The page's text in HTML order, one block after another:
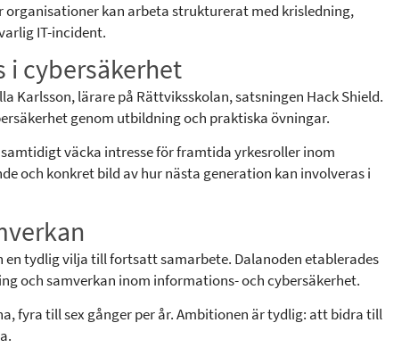
kan arbeta strukturerat med krisledning,
IT-incident.
i cybersäkerhet
Karlsson, lärare på Rättviksskolan, satsningen Hack Shield.
genom utbildning och praktiska övningar.
väcka intresse för framtida yrkesroller inom
och konkret bild av hur nästa generation kan involveras i
tydlig vilja till fortsatt samarbete. Dalanoden etablerades
och samverkan inom informations- och cybersäkerhet.
fyra till sex gånger per år. Ambitionen är tydlig: att bidra till